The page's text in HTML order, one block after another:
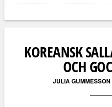
KOREANSK
OCH
JULIA GUMMESSON